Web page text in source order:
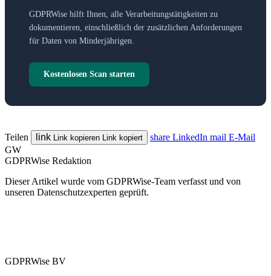
GDPRWise hilft Ihnen, alle Verarbeitungstätigkeiten zu
dokumentieren, einschließlich der zusätzlichen Anforderungen
für Daten von Minderjährigen.
Kostenlosen Scan starten
Teilen link Link kopieren Link kopiert share LinkedIn mail E-Mail
GW
GDPRWise Redaktion
Dieser Artikel wurde vom GDPRWise-Team verfasst und von
unseren Datenschutzexperten geprüft.
GDPRWise BV